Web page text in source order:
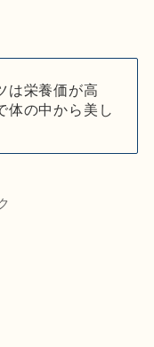
は栄養価が高
体の中から美し